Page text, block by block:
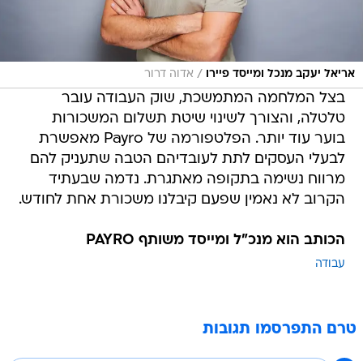
אריאל יעקב מנכל ומייסד פיירו / אדוה דרור
בצל המלחמה המתמשכת, שוק העבודה עובר
טלטלה, והצורך לשינוי שיטת תשלום המשכורות
בוער עוד יותר. הפלטפורמה של Payro מאפשרת
לבעלי העסקים לתת לעובדיהם הטבה שתעניק להם
מרווח נשימה בתקופה מאתגרת. נדמה שבעתיד
הקרוב לא נאמין שפעם קיבלנו משכורת אחת לחודש.
הכותב הוא מנכ"ל ומייסד משותף PAYRO
עבודה
טרם התפרסמו תגובות